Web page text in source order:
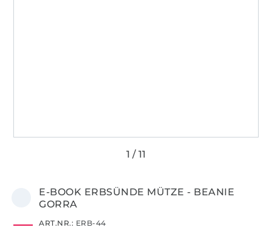
E-BOOK ERBSÜNDE MÜTZE - BEANIE
GORRA
ART.NR.: ERB-44